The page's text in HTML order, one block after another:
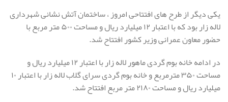
یکی دیگر از طرح های افتتاحی امروز ، ساختمان آتش نشانی شهرداری
لاله زار بود که با اعتبار ۱۲ میلیارد ریال و مساحت ۵۰۰ متر مربع با
حضور معاون عمرانی وزیر کشور افتتاح شد.
در ادامه خانه بوم گردی ماهور لاله زار با اعتبار ۱۲ میلیارد ریال و
مساحت ۳۵۰ مترمربع و خانه بوم گردی سرای گلاب لاله زار با اعتبار ۱۰
میلیارد ریال و مساحت ۲۱۸۰ متر مربع افتتاح شد.